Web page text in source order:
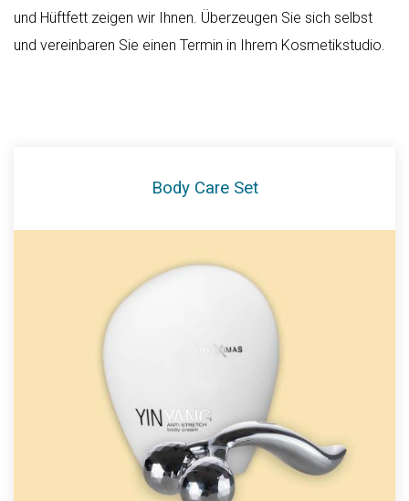
und Hüftfett zeigen wir Ihnen. Überzeugen Sie sich selbst
und vereinbaren Sie einen Termin in Ihrem Kosmetikstudio.
Body Care Set